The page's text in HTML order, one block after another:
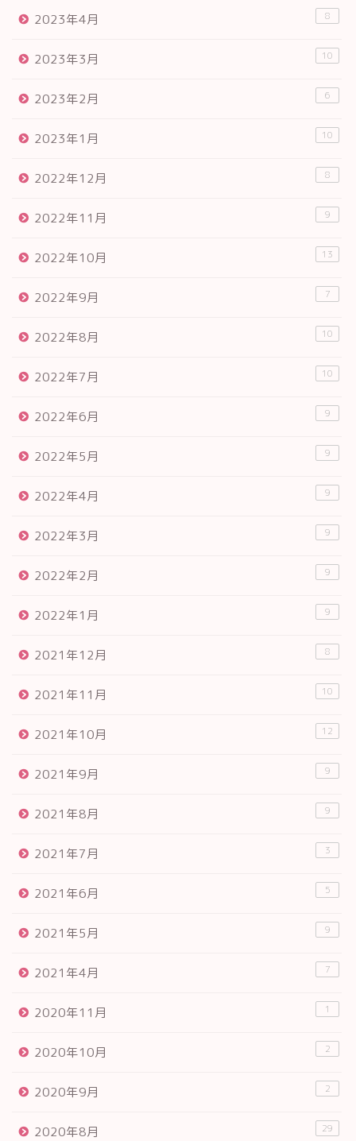
2023年4月 8
2023年3月 10
2023年2月 6
2023年1月 10
2022年12月 8
2022年11月 9
2022年10月 13
2022年9月 7
2022年8月 10
2022年7月 10
2022年6月 9
2022年5月 9
2022年4月 9
2022年3月 9
2022年2月 9
2022年1月 9
2021年12月 8
2021年11月 10
2021年10月 12
2021年9月 9
2021年8月 9
2021年7月 3
2021年6月 5
2021年5月 9
2021年4月 7
2020年11月 1
2020年10月 2
2020年9月 2
2020年8月 29